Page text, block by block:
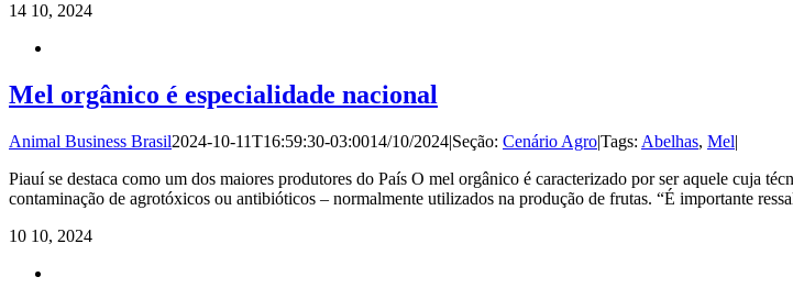
14 10, 2024
Mel orgânico é especialidade nacional
Animal Business Brasil2024-10-11T16:59:30-03:0014/10/2024|Seção: Cenário Agro|Tags: Abelhas, Mel|
Piauí se destaca como um dos maiores produtores do País O mel orgânico é caracterizado por ser aquele cuja
contaminação de agrotóxicos ou antibióticos – normalmente utilizados na produção de frutas. “É importante
10 10, 2024